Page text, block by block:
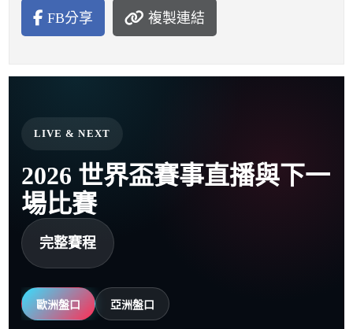
FB分享 複製連結
LIVE & NEXT
2026 世界盃賽事直播與下一
場比賽
完整賽程
歐洲盤口 亞洲盤口